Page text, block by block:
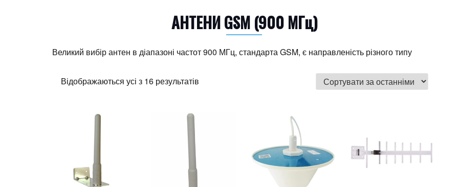
АНТЕНИ GSM (900 МГц)
Великий вибір антен в діапазоні частот 900 МГц, стандарта GSM, є направленість різного типу
Відображаються усі з 16 результатів